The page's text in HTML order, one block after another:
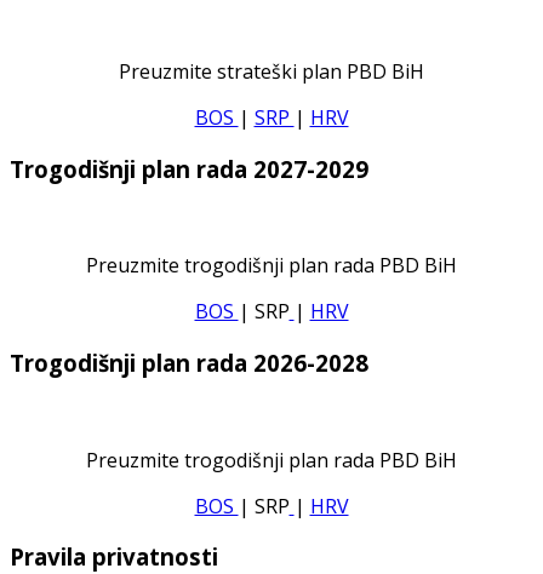
Preuzmite strateški plan PBD BiH
BOS | SRP | HRV
Trogodišnji plan rada 2027-2029
Preuzmite trogodišnji plan rada PBD BiH
BOS | SRP | HRV
Trogodišnji plan rada 2026-2028
Preuzmite trogodišnji plan rada PBD BiH
BOS | SRP | HRV
Pravila privatnosti